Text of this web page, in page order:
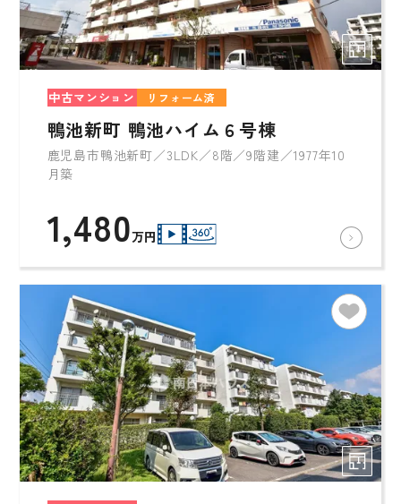
中古マンション リフォーム済
鴨池新町 鴨池ハイム６号棟
鹿児島市鴨池新町／3LDK／8階／9階建／1977年10
月築
1,480万円